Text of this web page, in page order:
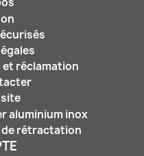
réclamation
site
aluminium inox
rétractation